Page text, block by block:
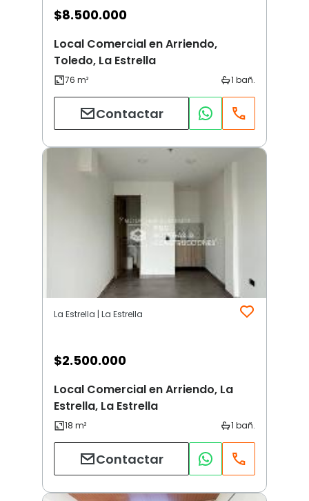
$8.500.000
Local Comercial en Arriendo,
Toledo, La Estrella
Contactar
La Estrella | La Estrella
$2.500.000
Local Comercial en Arriendo, La
Estrella, La Estrella
Contactar